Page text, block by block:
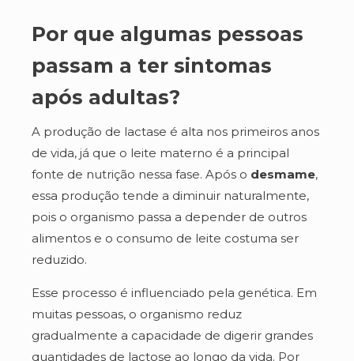
Por que algumas pessoas
passam a ter sintomas
após adultas?
A produção de lactase é alta nos primeiros anos
de vida, já que o leite materno é a principal
fonte de nutrição nessa fase. Após o desmame,
essa produção tende a diminuir naturalmente,
pois o organismo passa a depender de outros
alimentos e o consumo de leite costuma ser
reduzido.
Esse processo é influenciado pela genética. Em
muitas pessoas, o organismo reduz
gradualmente a capacidade de digerir grandes
quantidades de lactose ao longo da vida. Por